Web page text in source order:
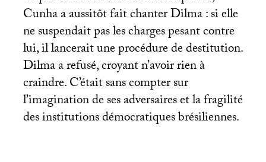
Cunha a aussitôt fait chanter Dilma : si elle
ne suspendait pas les charges pesant contre
lui, il lancerait une procédure de destitution.
Dilma a refusé, croyant n’avoir rien à
craindre. C’était sans compter sur
l’imagination de ses adversaires et la fragilité
des institutions démocratiques brésiliennes.